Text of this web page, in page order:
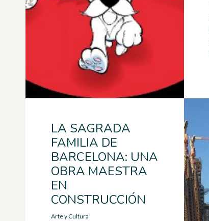
LA SAGRADA
FAMILIA DE
BARCELONA: UNA
OBRA MAESTRA
EN
CONSTRUCCIÓN
Arte y Cultura